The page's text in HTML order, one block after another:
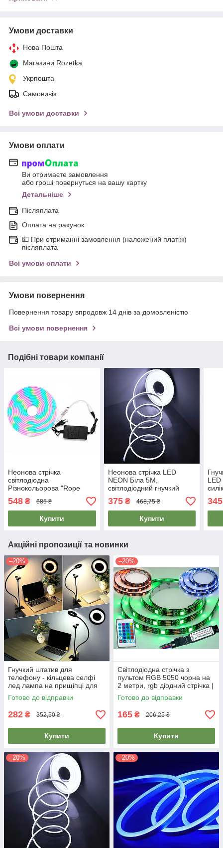
Умови доставки
Нова Пошта
Магазини Rozetka
Укрпошта
Самовивіз
Всі умови доставки
Умови оплати
Ви отримаєте замовлення
або гроші повернуться на вашу картку
Детальніше
Післяплата
Оплата на рахунок
💵 При отриманні замовлення (наложений платіж)
післяплата
Всі умови оплати
Умови повернення
Повернення товару впродовж 14 днів за домовленістю
Всі умови повернення
Подібні товари компанії
Неонова стрічка
світлодіодна
Різнокольорова "Rope
Light" 5м, гнучкий неон -
діодна лента (неоновая
лента)
548 ₴ 685 ₴
Купити
Неонова стрічка LED
NEON Біла 5M,
світлодіодний гнучкий
неон для дому | неоновая
светодиодная лента
375₴ 468,75 ₴
Купити
345
Акційні пропозиції та новинки
–20%
Гнучкий штатив для
телефону - кільцева селфі
лед лампа на прищіпці для
блогера Professional live
stream
Готово до відправки
282 ₴ 352,50 ₴
Купити
–20%
Світлодіодна стрічка з
пультом RGB 5050 чорна на
2 метри, rgb діодний стрічка |
светодиодная лента
Готово до відправки
165 ₴ 206,25 ₴
Купити
–20% –20%